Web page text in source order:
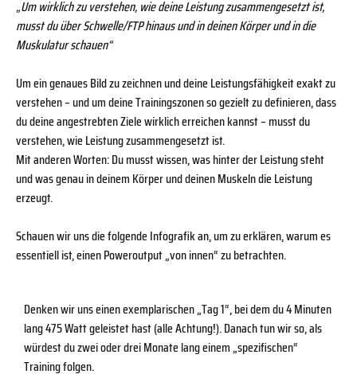
„Um wirklich zu verstehen, wie deine Leistung zusammengesetzt ist,
musst du über Schwelle/FTP hinaus und in deinen Körper und in die
Muskulatur schauen“
Um ein genaues Bild zu zeichnen und deine Leistungsfähigkeit exakt zu
verstehen – und um deine Trainingszonen so gezielt zu definieren, dass
du deine angestrebten Ziele wirklich erreichen kannst – musst du
verstehen, wie Leistung zusammengesetzt ist.
Mit anderen Worten: Du musst wissen, was hinter der Leistung steht
und was genau in deinem Körper und deinen Muskeln die Leistung
erzeugt.
Schauen wir uns die folgende Infografik an, um zu erklären, warum es
essentiell ist, einen Poweroutput „von innen“ zu betrachten.
Denken wir uns einen exemplarischen „Tag 1“, bei dem du 4 Minuten
lang 475 Watt geleistet hast (alle Achtung!). Danach tun wir so, als
würdest du zwei oder drei Monate lang einem „spezifischen“
Training folgen.